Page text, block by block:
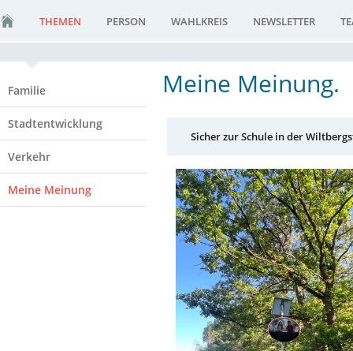
THEMEN PERSON WAHLKREIS NEWSLETTER
Familie
Stadtentwicklung
Verkehr
Meine Meinung
Meine Meinung.
Sicher zur Schule in der